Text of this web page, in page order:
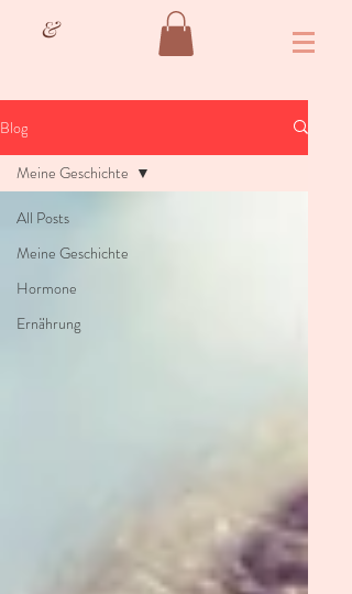
&
Blog
All Posts
Meine Geschichte
Hormone
Ernährung
Meine Geschichte